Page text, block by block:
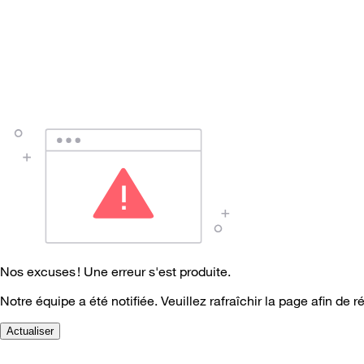
Nos excuses ! Une erreur s'est produite.
Notre équipe a été notifiée. Veuillez rafraîchir la page afin de
Actualiser